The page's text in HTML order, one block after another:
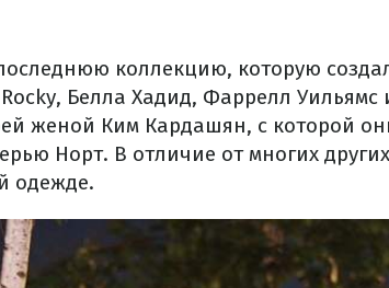
коллекцию, которую
Белла Хадид, Фаррелл Уильямс
женой Ким Кардашян, с которой
Норт. В отличие от многих
одежде.